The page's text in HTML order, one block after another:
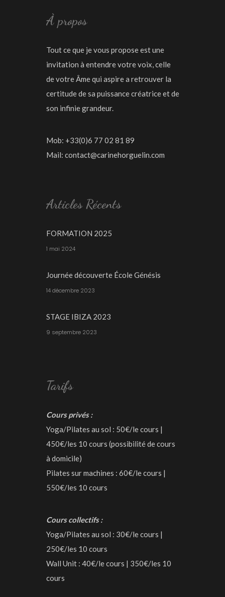
À propos
Tout ce que je vous propose est une
invitation à entendre votre voix, celle
de votre Âme qui aspire a retrouver la
certitude de sa puissance créatrice et de
son infinie grandeur.
Mob: +33(0)6 77 02 81 89
Mail: contact@carinehorguelin.com
Articles Récents
FORMATION 2025
1 mai 2024
Journée découverte École Génésis
14 décembre 2023
STAGE IBIZA 2023
9 septembre 2023
Tarifs
Cours privés :
Yoga/Pilates au sol : 50€/le cours |
450€/les 10 cours (possibilité de cours
à domicile)
Pilates sur machines : 60€/le cours |
550€/les 10 cours
Cours collectifs :
Yoga/Pilates au sol : 30€/le cours |
250€/les 10 cours
Wall Unit : 40€/le cours | 350€/les 10
cours